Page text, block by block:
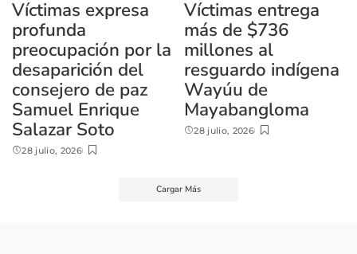
Víctimas expresa
profunda
preocupación por la
desaparición del
consejero de paz
Samuel Enrique
Salazar Soto
28 julio, 2026
Víctimas entrega
más de $736
millones al
resguardo indígena
Wayúu de
Mayabangloma
28 julio, 2026
Cargar Más